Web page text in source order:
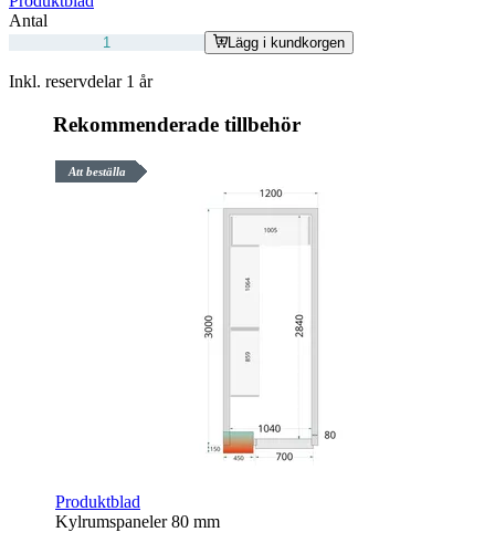
Antal
Lägg i kundkorgen
Inkl. reservdelar 1 år
Rekommenderade tillbehör
Att beställa
Produktblad
Kylrumspaneler 80 mm